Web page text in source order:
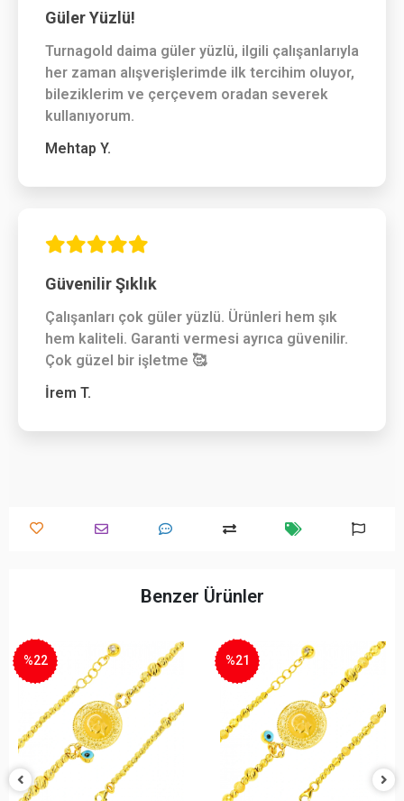
Güler Yüzlü!
Turnagold daima güler yüzlü, ilgili çalışanlarıyla
her zaman alışverişlerimde ilk tercihim oluyor,
bileziklerim ve çerçevem oradan severek
kullanıyorum.
Mehtap Y.
Güvenilir Şıklık
Çalışanları çok güler yüzlü. Ürünleri hem şık
hem kaliteli. Garanti vermesi ayrıca güvenilir.
Çok güzel bir işletme 🥰
İrem T.
Benzer Ürünler
%22 %21